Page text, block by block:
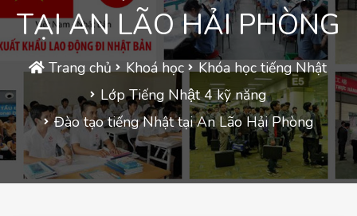
TẠI AN LÃO HẢI PHÒNG
Trang chủ Khoá học
Khóa học tiếng Nhật
Lớp Tiếng Nhật 4 kỹ năng
Đào tạo tiếng Nhật tại An Lão Hải Phòng